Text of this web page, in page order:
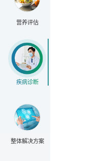
营养评估
疾病诊断
整体解决方案